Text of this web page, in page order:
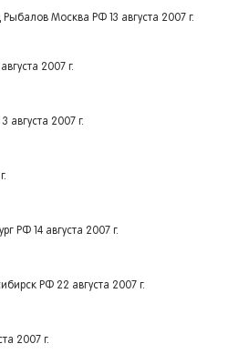
Москва РФ 13 августа 2007 г.
2007 г.
августа 2007 г.
РФ 14 августа 2007 г.
РФ 22 августа 2007 г.
2007 г.